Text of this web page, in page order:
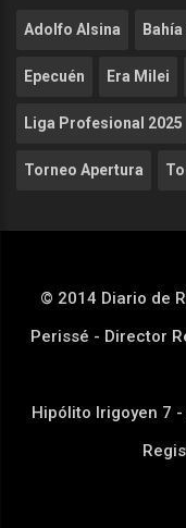
Adolfo Alsina
Epecuén Era Milei
Liga Profesional 2025
Torneo Apertura
© 2014 Diario de
Perissé - Director
Hipólito Irigoyen 7